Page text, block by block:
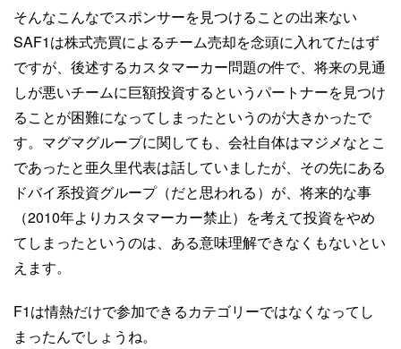
そんなこんなでスポンサーを見つけることの出来ない
SAF1は株式売買によるチーム売却を念頭に入れてたはず
ですが、後述するカスタマーカー問題の件で、将来の見通
しが悪いチームに巨額投資するというパートナーを見つけ
ることが困難になってしまったというのが大きかったで
す。マグマグループに関しても、会社自体はマジメなとこ
であったと亜久里代表は話していましたが、その先にある
ドバイ系投資グループ（だと思われる）が、将来的な事
（2010年よりカスタマーカー禁止）を考えて投資をやめ
てしまったというのは、ある意味理解できなくもないとい
えます。
F1は情熱だけで参加できるカテゴリーではなくなってし
まったんでしょうね。